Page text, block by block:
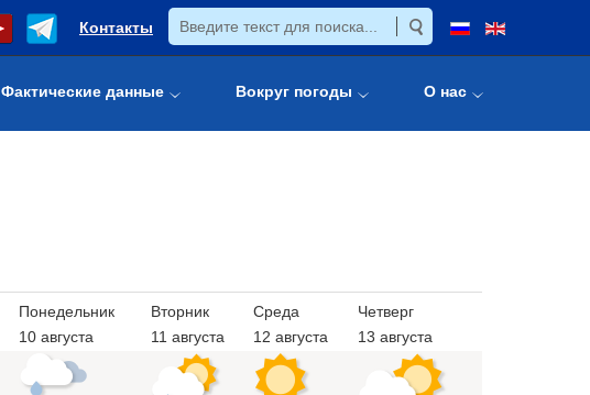
Контакты
Фактические данные Вокруг погоды О нас
Понедельник
10 августа
Вторник
11 августа
Среда
12 августа
Четверг
13 августа